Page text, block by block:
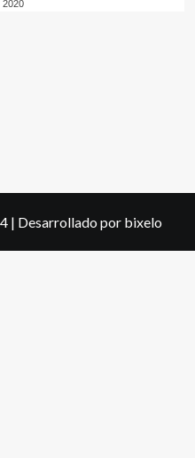
2020
| Desarrollado por bixelo